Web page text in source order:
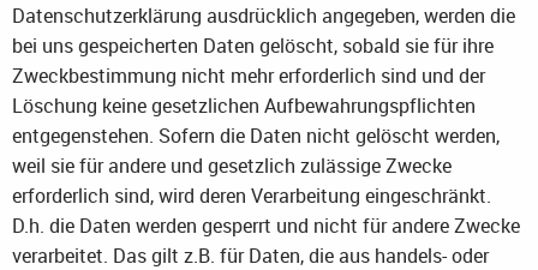
Datenschutzerklärung ausdrücklich angegeben, werden die
bei uns gespeicherten Daten gelöscht, sobald sie für ihre
Zweckbestimmung nicht mehr erforderlich sind und der
Löschung keine gesetzlichen Aufbewahrungspflichten
entgegenstehen. Sofern die Daten nicht gelöscht werden,
weil sie für andere und gesetzlich zulässige Zwecke
erforderlich sind, wird deren Verarbeitung eingeschränkt.
D.h. die Daten werden gesperrt und nicht für andere Zwecke
verarbeitet. Das gilt z.B. für Daten, die aus handels- oder